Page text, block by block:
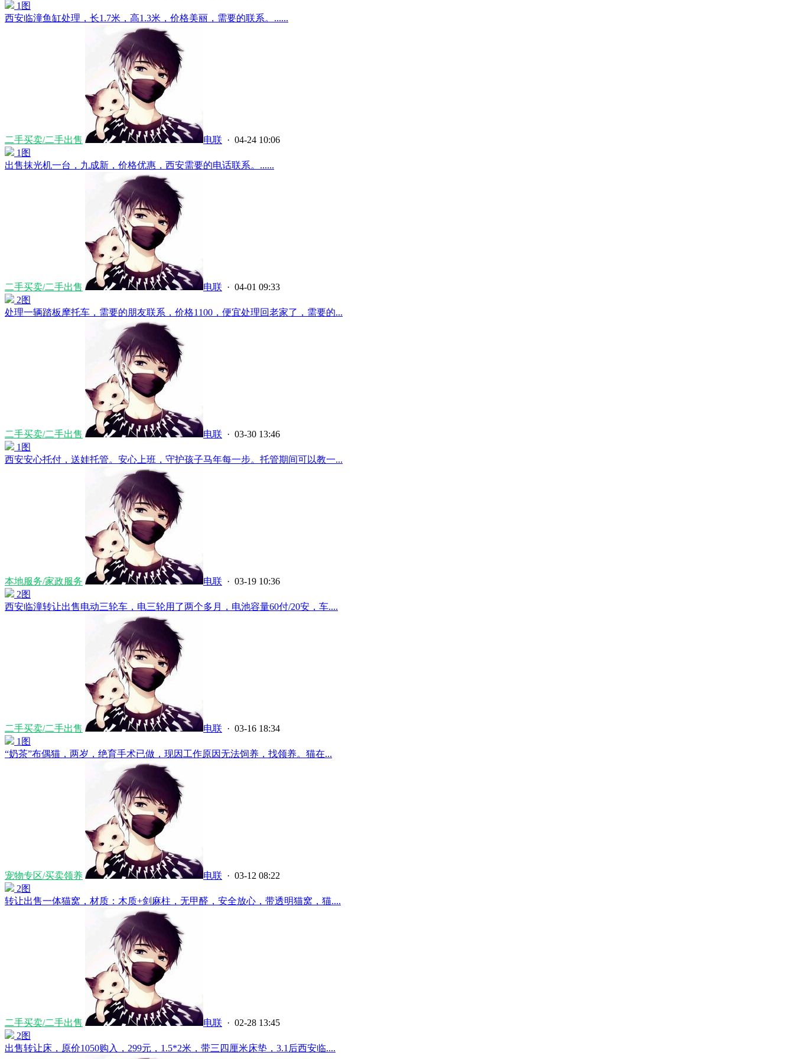
1图
西安临潼鱼缸处理，长1.7米，高1.3米，价格美丽，需要的联系。......
二手买卖/二手出售 电联 · 04-24 10:06
1图
出售抹光机一台，九成新，价格优惠，西安需要的电话联系。......
二手买卖/二手出售 电联 · 04-01 09:33
2图
处理一辆踏板摩托车，需要的朋友联系，价格1100，便宜处理回老家了，需要的...
二手买卖/二手出售 电联 · 03-30 13:46
1图
西安安心托付，送娃托管。安心上班，守护孩子马年每一步。托管期间可以教一...
本地服务/家政服务 电联 · 03-19 10:36
2图
西安临潼转让出售电动三轮车，电三轮用了两个多月，电池容量60付/20安，车....
二手买卖/二手出售 电联 · 03-16 18:34
1图
“奶茶”布偶猫，两岁，绝育手术已做，现因工作原因无法饲养，找领养。猫在...
宠物专区/买卖领养 电联 · 03-12 08:22
2图
转让出售一体猫窝，材质：木质+剑麻柱，无甲醛，安全放心，带透明猫窝，猫....
二手买卖/二手出售 电联 · 02-28 13:45
2图
出售转让床，原价1050购入，299元，1.5*2米，带三四厘米床垫，3.1后西安临....